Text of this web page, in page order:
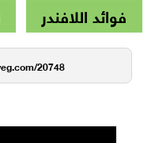
فوائد اللافندر